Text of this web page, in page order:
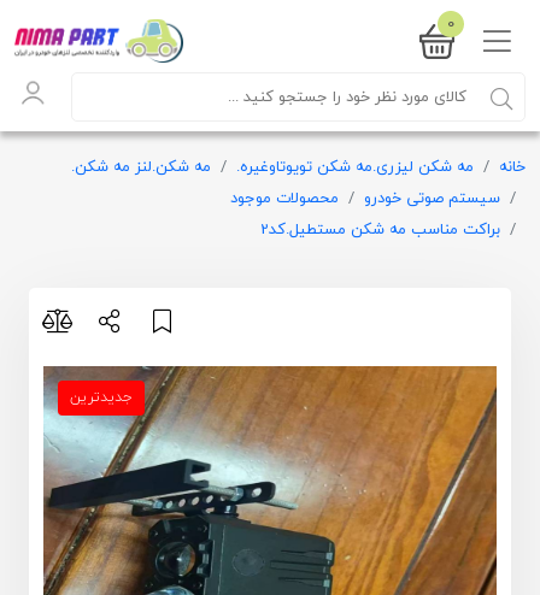
0
خانه مه شکن لیزری.مه شکن تویوتاوغیره.
مه شکن.لنز مه شکن.
سیستم صوتی خودرو
محصولات موجود
براکت مناسب مه شکن مستطیل.کد2
جدیدترین